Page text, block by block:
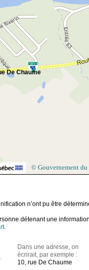
De Chaume
© Gouvernement du
n’ont pu être
détenant une
.
Dans une adresse, on
écrirait, par exemple :
10, rue De Chaume